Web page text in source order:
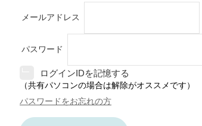
メールアドレス
パスワード
ログインIDを記憶する
（共有パソコンの場合は解除がオススメです）
パスワードをお忘れの方